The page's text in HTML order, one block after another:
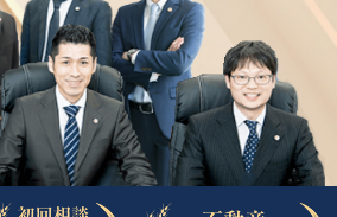
ル）
業等）
ル）
業等）